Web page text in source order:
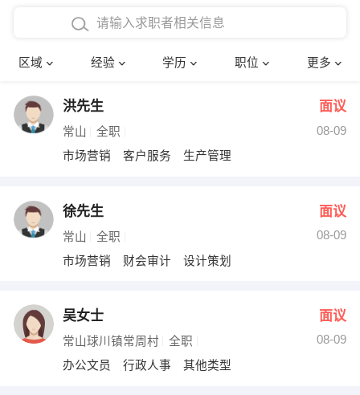
区域 经验 学历 职位 更多
在校学生工作经验
四年以上工作经验
五年以上工作经验
博士
文员
财务会计
网络IT
收银员
水电/机修
确定
洪先生 面议
常山 全职
08-09
市场营销 客户服务 生产管理
徐先生 面议
常山 全职
08-09
市场营销 财会审计 设计策划
吴女士 面议
常山球川镇常周村 全职
08-09
办公文员 行政人事 其他类型